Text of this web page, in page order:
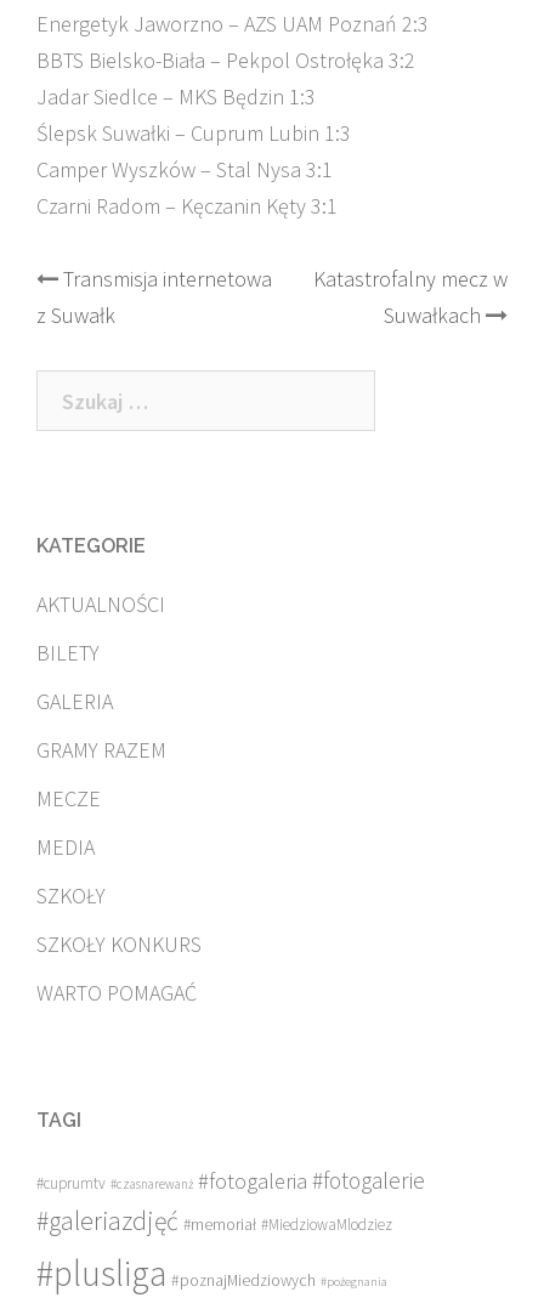
Energetyk Jaworzno – AZS UAM Poznań 2:3
BBTS Bielsko-Biała – Pekpol Ostrołęka 3:2
Jadar Siedlce – MKS Będzin 1:3
Ślepsk Suwałki – Cuprum Lubin 1:3
Camper Wyszków – Stal Nysa 3:1
Czarni Radom – Kęczanin Kęty 3:1
Post
navigation
Transmisja internetowa
z Suwałk
Katastrofalny mecz w
Suwałkach
Szukaj:
KATEGORIE
AKTUALNOŚCI
BILETY
GALERIA
GRAMY RAZEM
MECZE
MEDIA
SZKOŁY
SZKOŁY KONKURS
WARTO POMAGAĆ
TAGI
#cuprumtv #czasnarewanż #fotogaleria #fotogalerie
#galeriazdjęć #memoriał #MiedziowaMlodziez
#plusliga #poznajMiedziowych #pożegnania